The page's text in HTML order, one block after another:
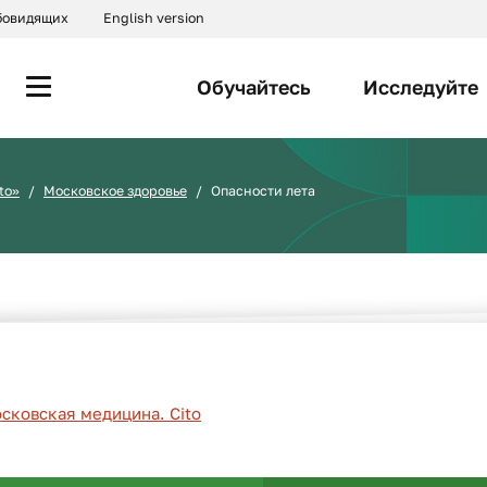
English version
Обучайтесь Исследуйте
Московское здоровье Опасности лета